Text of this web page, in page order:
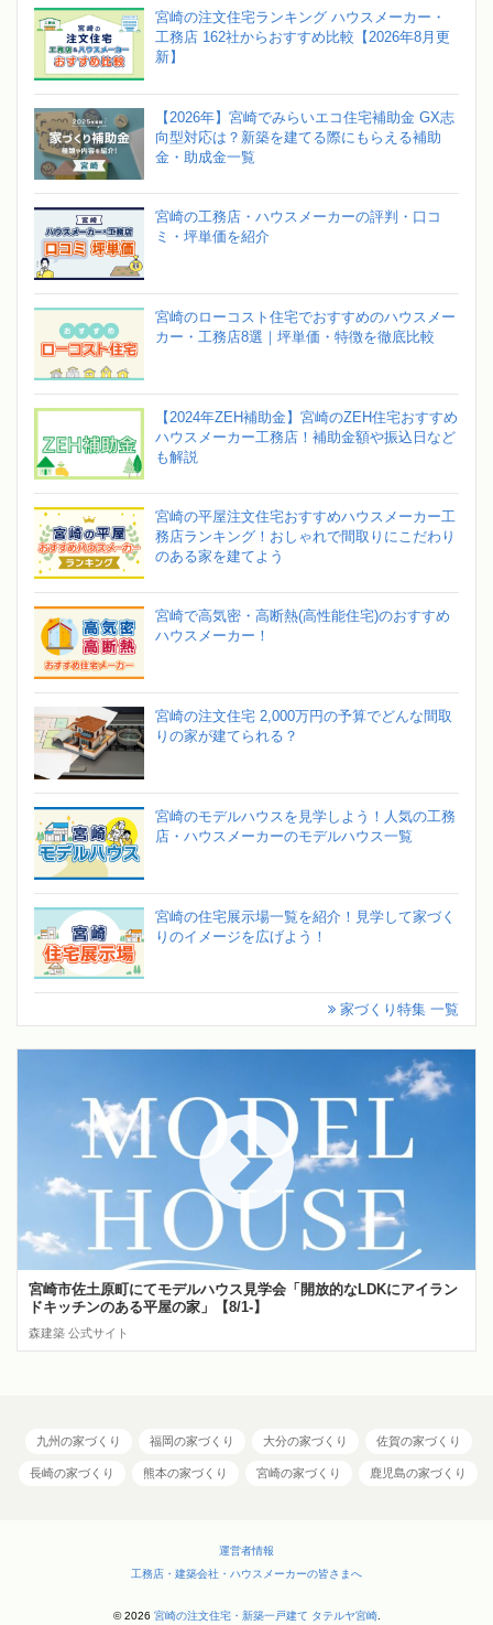
宮崎の注文住宅ランキング ハウスメーカー・
工務店 162社からおすすめ比較【2026年8月更
新】
【2026年】宮崎でみらいエコ住宅補助金 GX志
向型対応は？新築を建てる際にもらえる補助
金・助成金一覧
宮崎の工務店・ハウスメーカーの評判・口コ
ミ・坪単価を紹介
宮崎のローコスト住宅でおすすめのハウスメー
カー・工務店8選｜坪単価・特徴を徹底比較
【2024年ZEH補助金】宮崎のZEH住宅おすすめ
ハウスメーカー工務店！補助金額や振込日など
も解説
宮崎の平屋注文住宅おすすめハウスメーカー工
務店ランキング！おしゃれで間取りにこだわり
のある家を建てよう
宮崎で高気密・高断熱(高性能住宅)のおすすめ
ハウスメーカー！
宮崎の注文住宅 2,000万円の予算でどんな間取
りの家が建てられる？
宮崎のモデルハウスを見学しよう！人気の工務
店・ハウスメーカーのモデルハウス一覧
宮崎の住宅展示場一覧を紹介！見学して家づく
りのイメージを広げよう！
家づくり特集 一覧
宮崎市佐土原町にてモデルハウス見学会「開放的なLDKにアイラン
ドキッチンのある平屋の家」【8/1-】
森建築 公式サイト
九州の家づくり 福岡の家づくり 大分の家づくり 佐賀の家づくり
長崎の家づくり 熊本の家づくり 宮崎の家づくり 鹿児島の家づくり
運営者情報
工務店・建築会社・ハウスメーカーの皆さまへ
© 2026 宮崎の注文住宅・新築一戸建て タテルヤ宮崎.